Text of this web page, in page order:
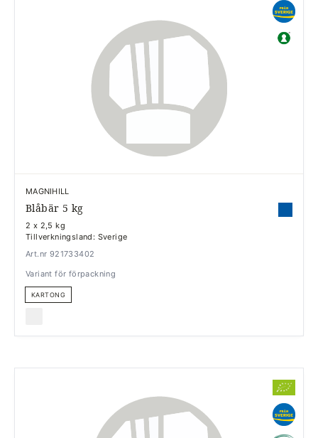
MAGNIHILL
Blåbär 5 kg
2 x 2,5 kg
Tillverkningsland: Sverige
Art.nr 921733402
Variant för förpackning
KARTONG